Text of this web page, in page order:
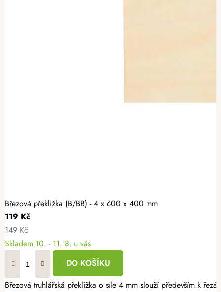
Březová překližka (B/BB) - 4 x 600 x 400 mm
119 Kč
149 Kč
Skladem 10. - 11. 8. u vás
DO KOŠÍKU
Březová truhlářská překližka o síle 4 mm slouží především k